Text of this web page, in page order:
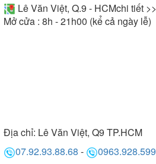
Lê Văn Việt, Q.9 - HCMchi tiết >>
Mở cửa : 8h - 21h00 (kể cả ngày lễ)
Địa chỉ: Lê Văn Việt, Q9 TP.HCM
07.92.93.88.68 -
0963.928.599